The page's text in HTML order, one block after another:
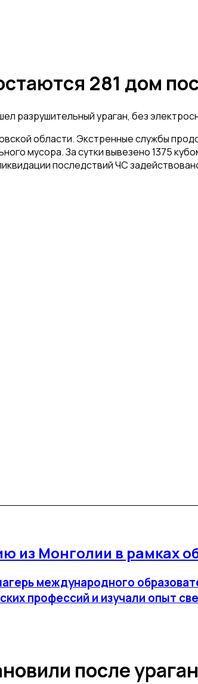
281 дом
разрушительный ураган, без
области. Экстренные службы
мусора. За сутки вывезено 1375
последствий ЧС
из Монголии в рамках
международного
профессий и изучали опыт
после